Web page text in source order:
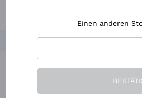
Die Firma
Einen anderen